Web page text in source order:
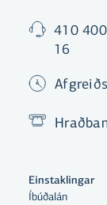
410
16
Einstaklingar
Íbúðalán